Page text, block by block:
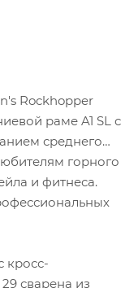
Rockhopper
раме A1 SL с
среднего
горного
и фитнеса.
кросс-
сварена из